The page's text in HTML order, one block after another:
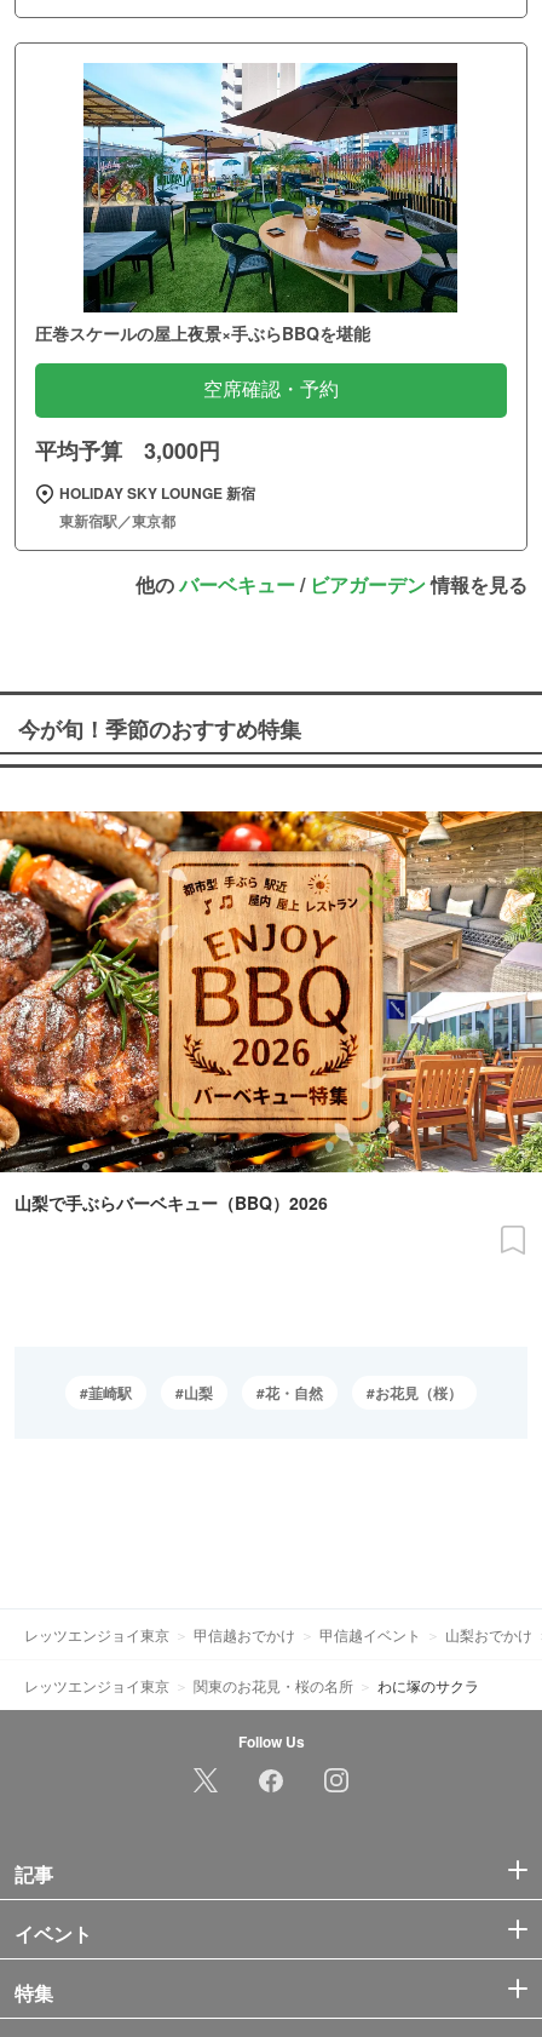
圧巻スケールの屋上夜景×手ぶらBBQを堪能
空席確認・予約
平均予算 3,000円
HOLIDAY SKY LOUNGE 新宿
東新宿駅／東京都
他のバーベキュー/ ビアガーデン情報を見る
今が旬！季節のおすすめ特集
山梨で手ぶらバーベキュー（BBQ）2026
韮崎駅 山梨 花・自然 お花見（桜）
レッツエンジョイ東京 甲信越おでかけ 甲信越イベント 山梨おでかけ
レッツエンジョイ東京 関東のお花見・桜の名所 わに塚のサクラ
Follow Us
記事
イベント
特集